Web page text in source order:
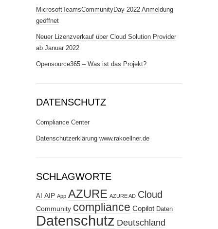
MicrosoftTeamsCommunityDay 2022 Anmeldung
geöffnet
Neuer Lizenzverkauf über Cloud Solution Provider
ab Januar 2022
Opensource365 – Was ist das Projekt?
DATENSCHUTZ
Compliance Center
Datenschutzerklärung www.rakoellner.de
SCHLAGWORTE
AI AIP App AZURE AZURE AD Cloud
Community compliance Copilot Daten
Datenschutz Deutschland